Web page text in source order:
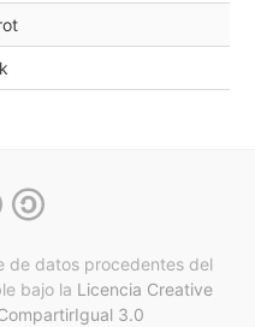
de datos procedentes del
bajo la Licencia Creative
3.0